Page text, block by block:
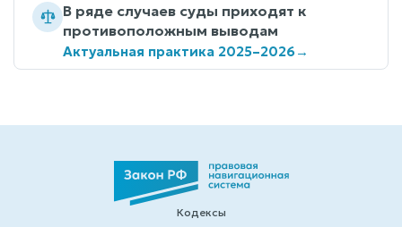
В ряде случаев суды приходят к
противоположным выводам
Актуальная практика 2025–2026→
Кодексы